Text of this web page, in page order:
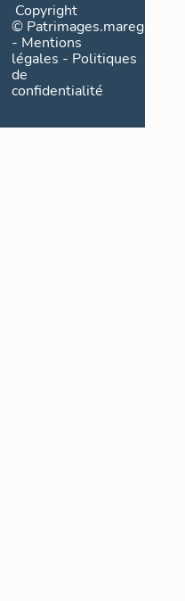
Copyright
©
- Mentions
légales - Politiques
de
confidentialité